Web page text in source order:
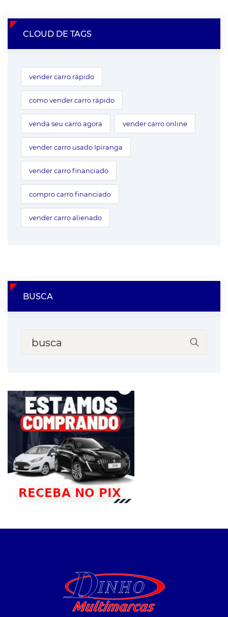
CLOUD DE TAGS
vender carro rápido
como vender carro rápido
venda seu carro agora vender carro online
vender carro usado Ipiranga
vender carro financiado
compro carro financiado
vender carro alienado
BUSCA